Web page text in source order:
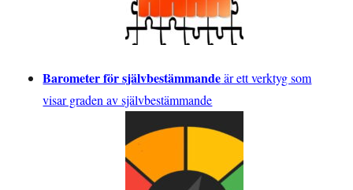
Barometer för självbestämmandeär ett verktyg som
visar graden av självbestämmande